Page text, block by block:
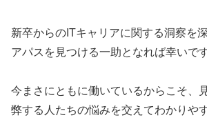
新卒からのITキャリアに関する洞察を
アパスを見つける一助となれば幸いです
今まさにともに働いているからこそ、
弊する人たちの悩みを交えてわかりや